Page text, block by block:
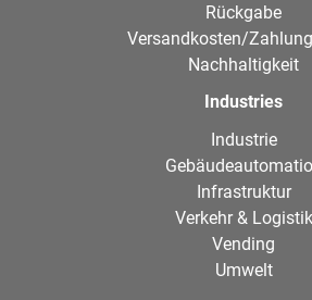
Rückgabe
Versandkosten/
Nachhaltigkeit
Industries
Industrie
Infrastruktur
Verkehr & Logistik
Vending
Umwelt